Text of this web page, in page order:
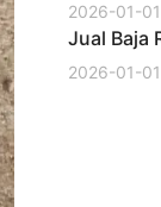
2026-01-01
Jual Baja
2026-01-01